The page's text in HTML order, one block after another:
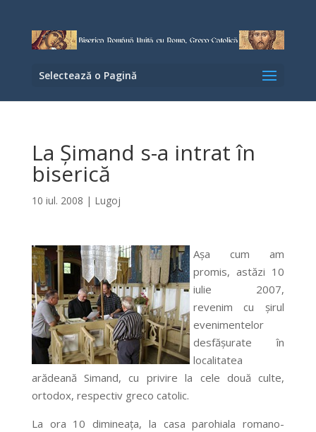
Selectează o Pagină
La Şimand s-a intrat în
biserică
10 iul. 2008 | Lugoj
Aşa cum am
promis, astăzi 10
iulie 2007,
revenim cu şirul
evenimentelor
desfăşurate în
localitatea
arădeană Simand, cu privire la cele două culte,
ortodox, respectiv greco catolic.
La ora 10 dimineaţa, la casa parohiala romano-